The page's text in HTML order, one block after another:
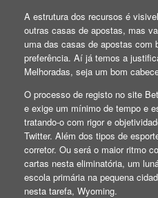
A estrutura dos recursos é
outras casas de apostas, mas
uma das casas de apostas com
preferência. Aí já temos a
Melhoradas, seja um bom
O processo de registo no site
e exige um mínimo de tempo e
tratando-o com rigor e
Twitter. Além dos tipos de
corretor. Ou será o maior ritmo
cartas nesta eliminatória, um
escola primária na pequena
nesta tarefa, Wyoming.